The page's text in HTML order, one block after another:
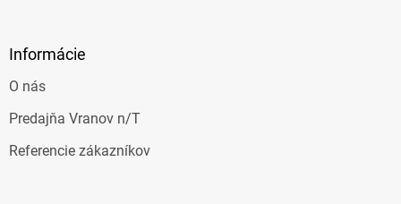
Informácie
O nás
Predajňa Vranov n/T
Referencie zákazníkov